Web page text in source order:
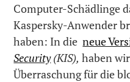
Computer-Schädlinge
Kaspersky-Anwender
haben: In dieneue
Security(KIS), haben
Überraschung für die